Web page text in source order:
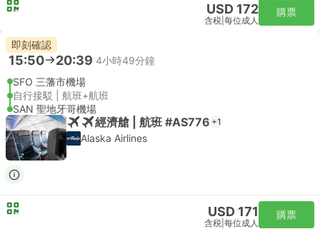
USD 172
含税 每位成人
購票
即刻確認
15:50 20:39 4小時49分鐘
SFO 三藩市機場
自行接駁 | 航班+航班
SAN 聖地牙哥機場
經濟艙 | 航班 #AS776 +1
Alaska Airlines
USD 171
含税 每位成人
購票